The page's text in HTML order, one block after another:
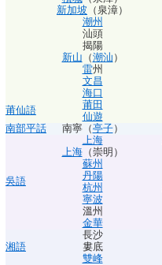
新加坡 （泉漳）
潮州
汕頭
揭陽
新山 （潮汕 ）
雷州
文昌
海口
莆仙語
莆田
仙遊
南部平話 南寧（亭子）
吳語
上海
上海（崇明）
蘇州
丹陽
杭州
寧波
溫州
金華
湘語
長沙
婁底
雙峰